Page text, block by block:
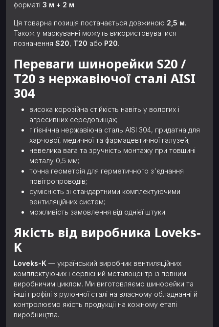
форматі 3 м + 2 м.
Ця товарна позиція постачається довжиною 2,5 м.
Також у маркуванні можуть використовуватися
позначення S20, Т20 або P20.
Переваги шинорейки S20 /
Т20 з нержавіючої сталі AISI
304
висока корозійна стійкість навіть у вологих і
агресивних середовищах;
гігієнічна нержавіюча сталь AISI 304, придатна для
харчової, медичної та фармацевтичної галузей;
невелика вага та зручність монтажу при товщині
металу 0,5 мм;
точна геометрія для герметичного з'єднання
повітропроводів;
сумісність зі стандартними комплектуючими
вентиляційних систем;
можливість замовлення від однієї штуки.
Якість від виробника Loveks-
K
Loveks-K — український виробник вентиляційних
комплектуючих і сервісний металоцентр із повним
виробничим циклом. Ми виготовляємо шинорейки та
інші профілі з рулонної сталі на власному обладнанні й
контролюємо якість продукції на кожному етапі
виробництва.